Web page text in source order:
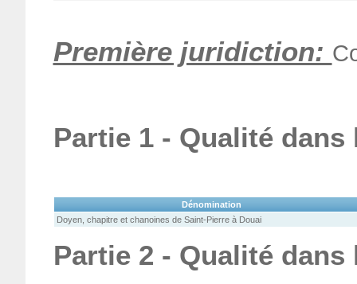
Première juridiction:
Partie 1 - Qualité
Dénomination
Doyen, chapitre et chanoines de Saint-Pierre à Douai
Partie 2 - Qualité